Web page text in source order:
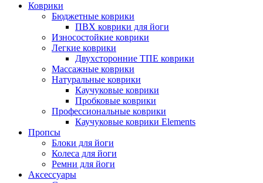
Коврики
Бюджетные коврики
ПВХ коврики для йоги
Износостойкие коврики
Легкие коврики
Двухсторонние ТПЕ коврики
Массажные коврики
Натуральные коврики
Каучуковые коврики
Пробковые коврики
Профессиональные коврики
Каучуковые коврики Elements
Пропсы
Блоки для йоги
Колеса для йоги
Ремни для йоги
Аксессуары